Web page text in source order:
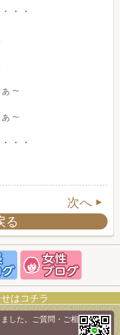
・・
～
～
・・
次へ
る
はコチラ
した。ご質問・ご相